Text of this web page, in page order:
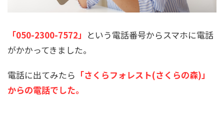
「050-2300-7572」 という電話番号からスマホに電話
がかかってきました。
電話に出てみたら 「さくらフォレスト(さくらの森)」
からの電話でした。